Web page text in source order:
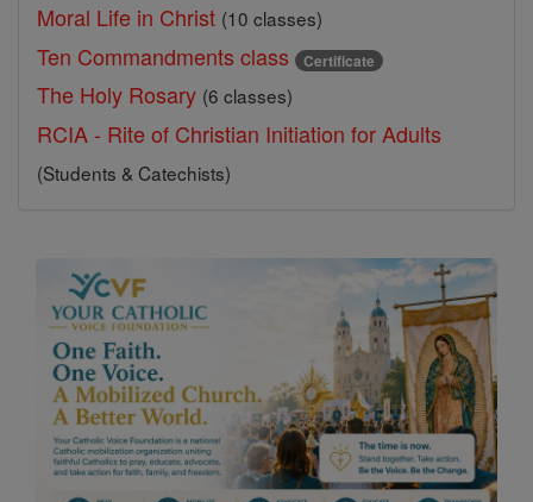
Moral Life in Christ (10 classes)
Ten Commandments class Certificate
The Holy Rosary (6 classes)
RCIA - Rite of Christian Initiation for Adults
(Students & Catechists)